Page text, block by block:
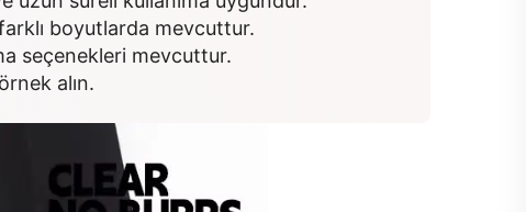
boyutlarda mevcuttur.
seçenekleri mevcuttur.
alın.